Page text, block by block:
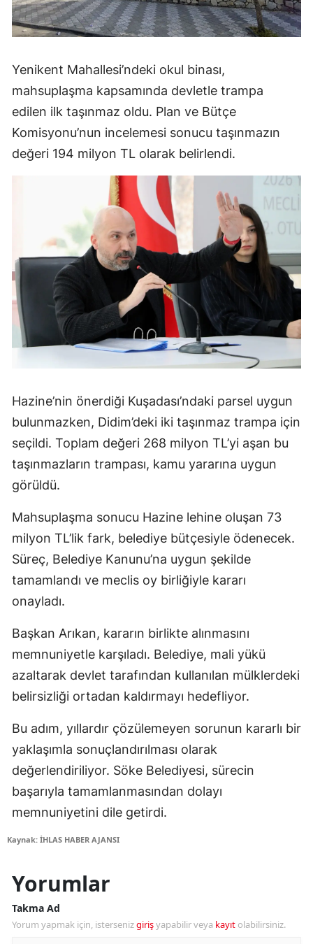
Yenikent Mahallesi’ndeki okul binası,
mahsuplaşma kapsamında devletle trampa
edilen ilk taşınmaz oldu. Plan ve Bütçe
Komisyonu’nun incelemesi sonucu taşınmazın
değeri 194 milyon TL olarak belirlendi.
Hazine’nin önerdiği Kuşadası’ndaki parsel uygun
bulunmazken, Didim’deki iki taşınmaz trampa için
seçildi. Toplam değeri 268 milyon TL’yi aşan bu
taşınmazların trampası, kamu yararına uygun
görüldü.
Mahsuplaşma sonucu Hazine lehine oluşan 73
milyon TL’lik fark, belediye bütçesiyle ödenecek.
Süreç, Belediye Kanunu’na uygun şekilde
tamamlandı ve meclis oy birliğiyle kararı
onayladı.
Başkan Arıkan, kararın birlikte alınmasını
memnuniyetle karşıladı. Belediye, mali yükü
azaltarak devlet tarafından kullanılan mülklerdeki
belirsizliği ortadan kaldırmayı hedefliyor.
Bu adım, yıllardır çözülemeyen sorunun kararlı bir
yaklaşımla sonuçlandırılması olarak
değerlendiriliyor. Söke Belediyesi, sürecin
başarıyla tamamlanmasından dolayı
memnuniyetini dile getirdi.
Kaynak: İHLAS HABER AJANSI
Yorumlar
Takma Ad
Yorum yapmak için, istersenizgirişyapabilir veya kayıt olabilirsiniz.